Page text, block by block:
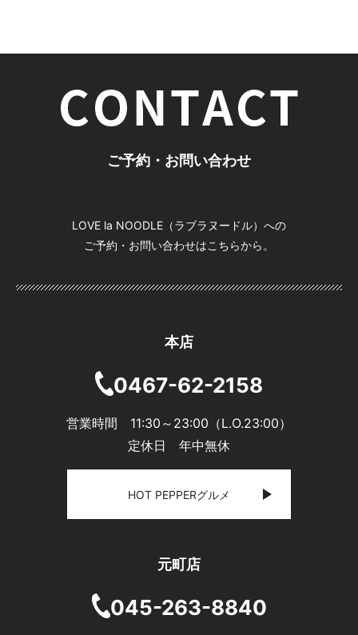
ご予約・お問い合わせ
LOVE la NOODLE（ラブラヌードル）への
ご予約・お問い合わせはこちらから。
本店
0467-62-2158
営業時間 11:30～23:00（L.O.23:00）
定休日 年中無休
HOT PEPPERグルメ
元町店
045-263-8840